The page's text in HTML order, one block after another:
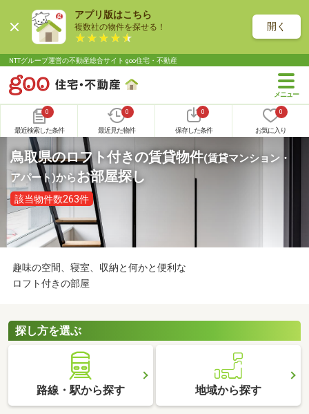
アプリ版はこちら
複数社の物件を探せる！ 開く
NTTグループ運営の不動産総合サイト goo住宅・不動産
0
最近検索した条件
0
最近見た物件
0
保存した条件
0
お気に入り
鳥取県のロフト付きの賃貸物件(賃貸マンション・
アパート)からお部屋探し
該当物件数263件
趣味の空間、寝室、収納と何かと便利な
ロフト付きの部屋
探し方を選ぶ
路線・駅から探す 地域から探す